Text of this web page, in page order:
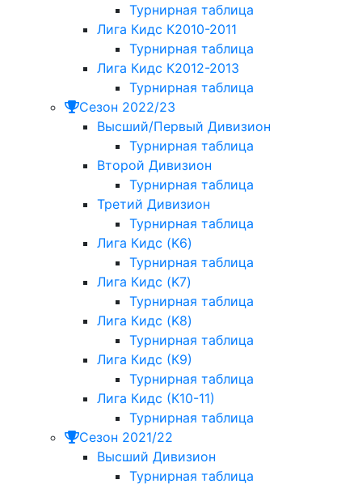
Турнирная таблица
Лига Кидс К2010-2011
Турнирная таблица
Лига Кидс К2012-2013
Турнирная таблица
Сезон 2022/23
Высший/Первый Дивизион
Турнирная таблица
Второй Дивизион
Турнирная таблица
Третий Дивизион
Турнирная таблица
Лига Кидс (K6)
Турнирная таблица
Лига Кидс (K7)
Турнирная таблица
Лига Кидс (K8)
Турнирная таблица
Лига Кидс (К9)
Турнирная таблица
Лига Кидс (К10-11)
Турнирная таблица
Сезон 2021/22
Высший Дивизион
Турнирная таблица